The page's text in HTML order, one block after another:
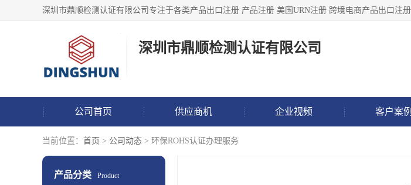
深圳市鼎顺检测认证有限公司
公司首页 供应商机 企业视频 客户案例
当前位置： 首页 > 公司动态 > 环保ROHS认证办理服务
产品分类 Product